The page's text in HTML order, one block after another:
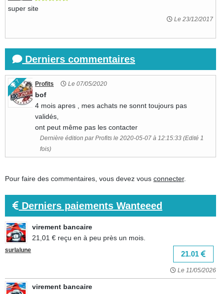
super site
Le 23/12/2017
Derniers commentaires
7 Profits Le 07/05/2020
bof
4 mois apres , mes achats ne sonnt toujours pas
validés,
ont peut même pas les contacter
Dernière édition par Profits le 2020-05-07 à 12:15:33 (Edité 1
fois)
Pour faire des commentaires, vous devez vous connecter.
Derniers paiements Wanteeed
surlalune
virement bancaire
21,01 € reçu en à peu près un mois.
21.01
Le 11/05/2026
virement bancaire